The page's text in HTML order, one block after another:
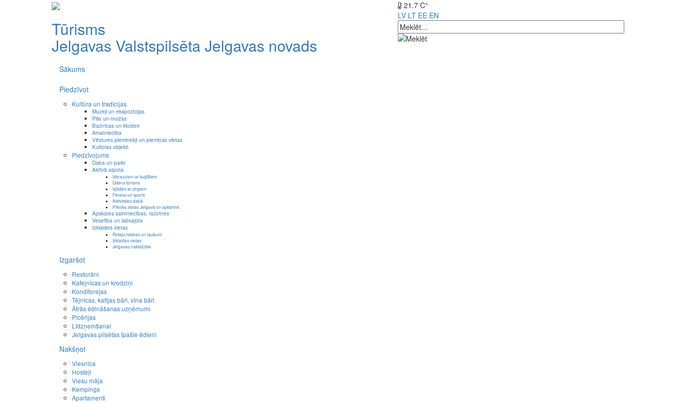
Tūrisms
Jelgavas Valstspilsēta Jelgavas novads
21.7 C°
LV LT EE EN
Sākums
Piedzīvot
Kultūra un tradīcijas
Muzeji un ekspozīcijas
Pilis un muižas
Baznīcas un klosteri
Amatniecība
Vēstures pieminekļi un piemiņas vietas
Kultūras objekti
Piedzīvojums
Daba un parki
Aktīvā atpūta
Izbraucieni ar kuģīšiem
Ūdens tūrisms
Izjādes ar zirgiem
Fitness un sports
Aktivitātes dabā
Piknika vietas Jelgavā un apkārtnē
Apskates saimniecības, ražotnes
Veselība un labsajūta
Izklaides vietas
Rotaļu istabas un laukumi
Izklaides vietas
Jelgavas naktsdzīve
Izgaršot
Restorāni
Kafejnīcas un krodziņi
Konditorejas
Tējnīcas, kafijas bāri, vīna bāri
Ātrās ēdināšanas uzņēmumi
Picērijas
Līdzņemšanai
Jelgavas pilsētas īpašie ēdieni
Nakšņot
Viesnīca
Hosteļi
Viesu māja
Kempings
Apartamenti